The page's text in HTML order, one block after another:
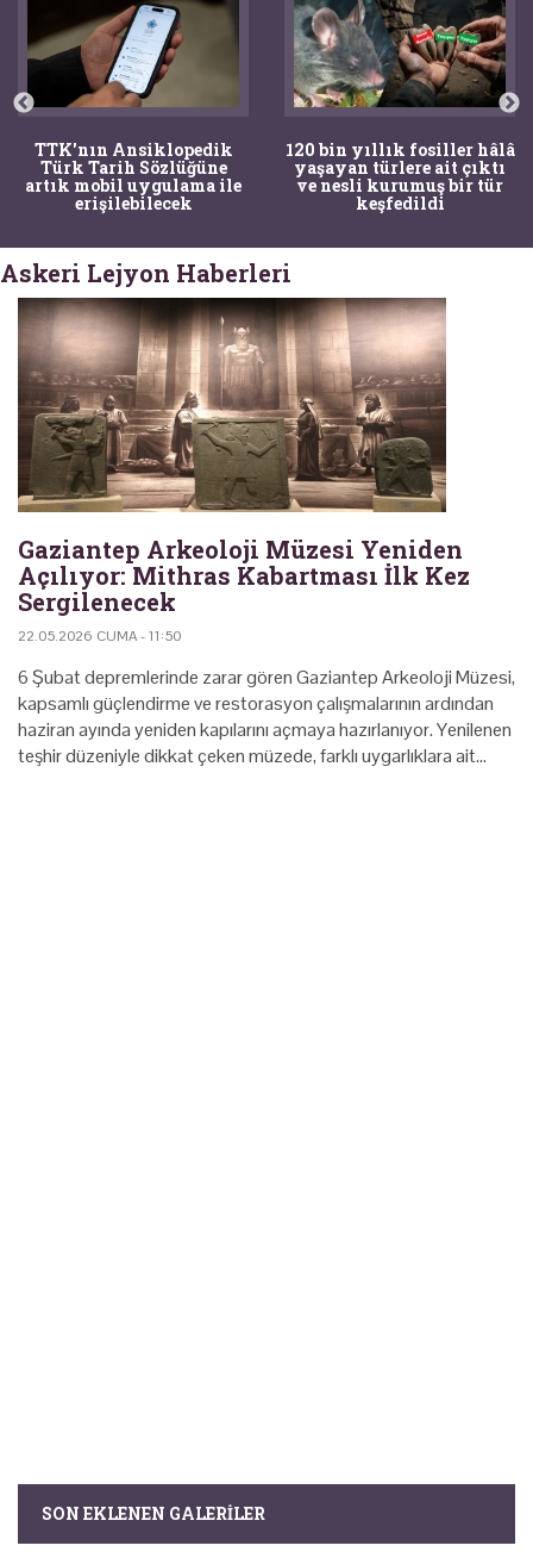
TTK'nın Ansiklopedik
Türk Tarih Sözlüğüne
artık mobil uygulama ile
erişilebilecek
120 bin yıllık fosiller hâlâ
yaşayan türlere ait çıktı
ve nesli kurumuş bir tür
keşfedildi
Askeri Lejyon Haberleri
Gaziantep Arkeoloji Müzesi Yeniden
Açılıyor: Mithras Kabartması İlk Kez
Sergilenecek
22.05.2026 CUMA - 11:50
6 Şubat depremlerinde zarar gören Gaziantep Arkeoloji Müzesi,
kapsamlı güçlendirme ve restorasyon çalışmalarının ardından
haziran ayında yeniden kapılarını açmaya hazırlanıyor. Yenilenen
teşhir düzeniyle dikkat çeken müzede, farklı uygarlıklara ait…
SON EKLENEN GALERILER